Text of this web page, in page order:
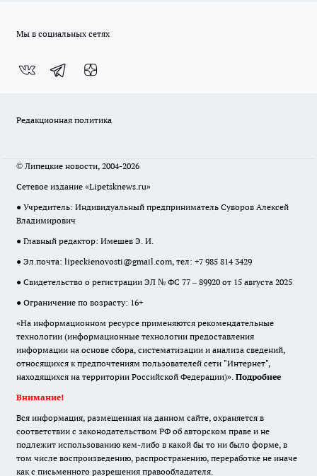
Мы в социальных сетях
Редакционная политика
© Липецкие новости, 2004-2026
Сетевое издание «Lipetsknews.ru»
● Учредитель: Индивидуальный предприниматель Суворов Алексей
Владимирович
● Главный редактор: Имешев Э. И.
● Эл.почта: lipeckienovosti@gmail.com, тел: +7 985 814 3429
● Свидетельство о регистрации ЭЛ № ФС 77 – 89920 от 15 августа 2025
● Ограничение по возрасту: 16+
«На информационном ресурсе применяются рекомендательные
технологии (информационные технологии предоставления
информации на основе сбора, систематизации и анализа сведений,
относящихся к предпочтениям пользователей сети "Интернет",
находящихся на территории Российской Федерации)». Подробнее
Внимание!
Вся информация, размещенная на данном сайте, охраняется в
соответствии с законодательством РФ об авторском праве и не
подлежит использованию кем-либо в какой бы то ни было форме, в
том числе воспроизведению, распространению, переработке не иначе
как с письменного разрешения правообладателя.